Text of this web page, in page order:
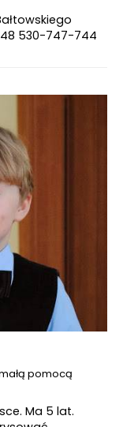
530-747-744
pomocą
Ma 5 lat.